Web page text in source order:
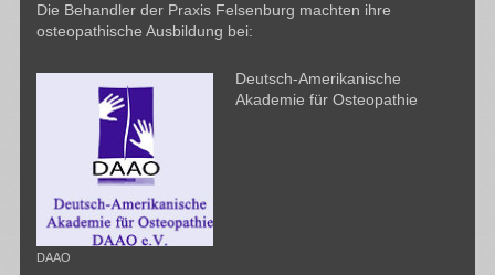
Die Behandler der Praxis Felsenburg machten ihre
osteopathische Ausbildung bei:
DAAO
Deutsch-Amerikanische
Akademie für Osteopathie